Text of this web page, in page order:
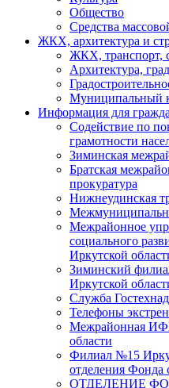
Общество
Средства
ЖКХ, архитектура и
ЖКХ, транспорт,
Архитектура,
Муниципальный
Информация для
Содействие по
грамотности
Зиминская
Братская
прокуратура
Нижнеудинская
Межрайонное
социального
Иркутской
Зиминский
Иркутской
Служба
Телефоны
Межрайонная
области
Филиал №15
отделения Фонда
ОТДЕЛЕНИЕ